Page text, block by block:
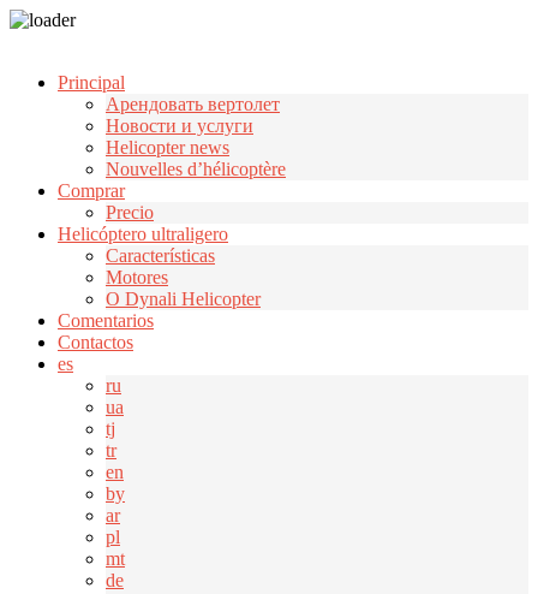
Principal
Арендовать вертолет
Новости и услуги
Helicopter news
Nouvelles d’hélicoptère
Comprar
Precio
Helicóptero ultraligero
Características
Motores
О Dynali Helicopter
Comentarios
Contactos
es
ru
ua
tj
tr
en
by
ar
pl
mt
de